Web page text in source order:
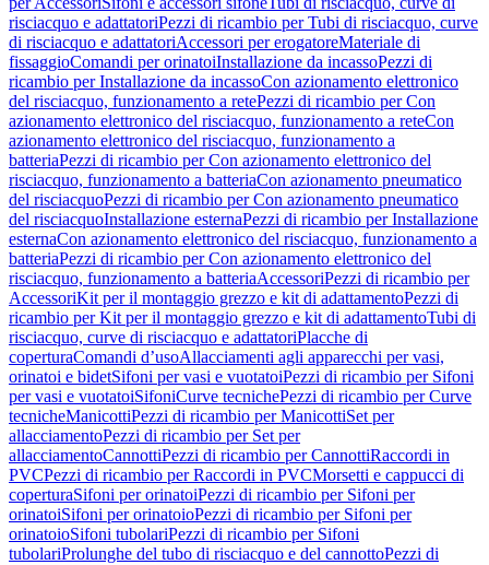
risciacquo e adattatoriPezzi di ricambio per Tubi di risciacquo, curve
di risciacquo e adattatoriAccessori per erogatoreMateriale di
fissaggioComandi per orinatoiInstallazione da incassoPezzi di
ricambio per Installazione da incassoCon azionamento elettronico
del risciacquo, funzionamento a retePezzi di ricambio per Con
azionamento elettronico del risciacquo, funzionamento a reteCon
azionamento elettronico del risciacquo, funzionamento a
batteriaPezzi di ricambio per Con azionamento elettronico del
risciacquo, funzionamento a batteriaCon azionamento pneumatico
del risciacquoPezzi di ricambio per Con azionamento pneumatico
del risciacquoInstallazione esternaPezzi di ricambio per Installazione
esternaCon azionamento elettronico del risciacquo, funzionamento a
batteriaPezzi di ricambio per Con azionamento elettronico del
risciacquo, funzionamento a batteriaAccessoriPezzi di ricambio per
AccessoriKit per il montaggio grezzo e kit di adattamentoPezzi di
ricambio per Kit per il montaggio grezzo e kit di adattamentoTubi di
risciacquo, curve di risciacquo e adattatoriPlacche di
coperturaComandi d’usoAllacciamenti agli apparecchi per vasi,
orinatoi e bidetSifoni per vasi e vuotatoiPezzi di ricambio per Sifoni
per vasi e vuotatoiSifoniCurve tecnichePezzi di ricambio per Curve
tecnicheManicottiPezzi di ricambio per ManicottiSet per
allacciamentoPezzi di ricambio per Set per
allacciamentoCannottiPezzi di ricambio per CannottiRaccordi in
PVCPezzi di ricambio per Raccordi in PVCMorsetti e cappucci di
coperturaSifoni per orinatoiPezzi di ricambio per Sifoni per
orinatoiSifoni per orinatoioPezzi di ricambio per Sifoni per
orinatoioSifoni tubolariPezzi di ricambio per Sifoni
tubolariProlunghe del tubo di risciacquo e del cannottoPezzi di